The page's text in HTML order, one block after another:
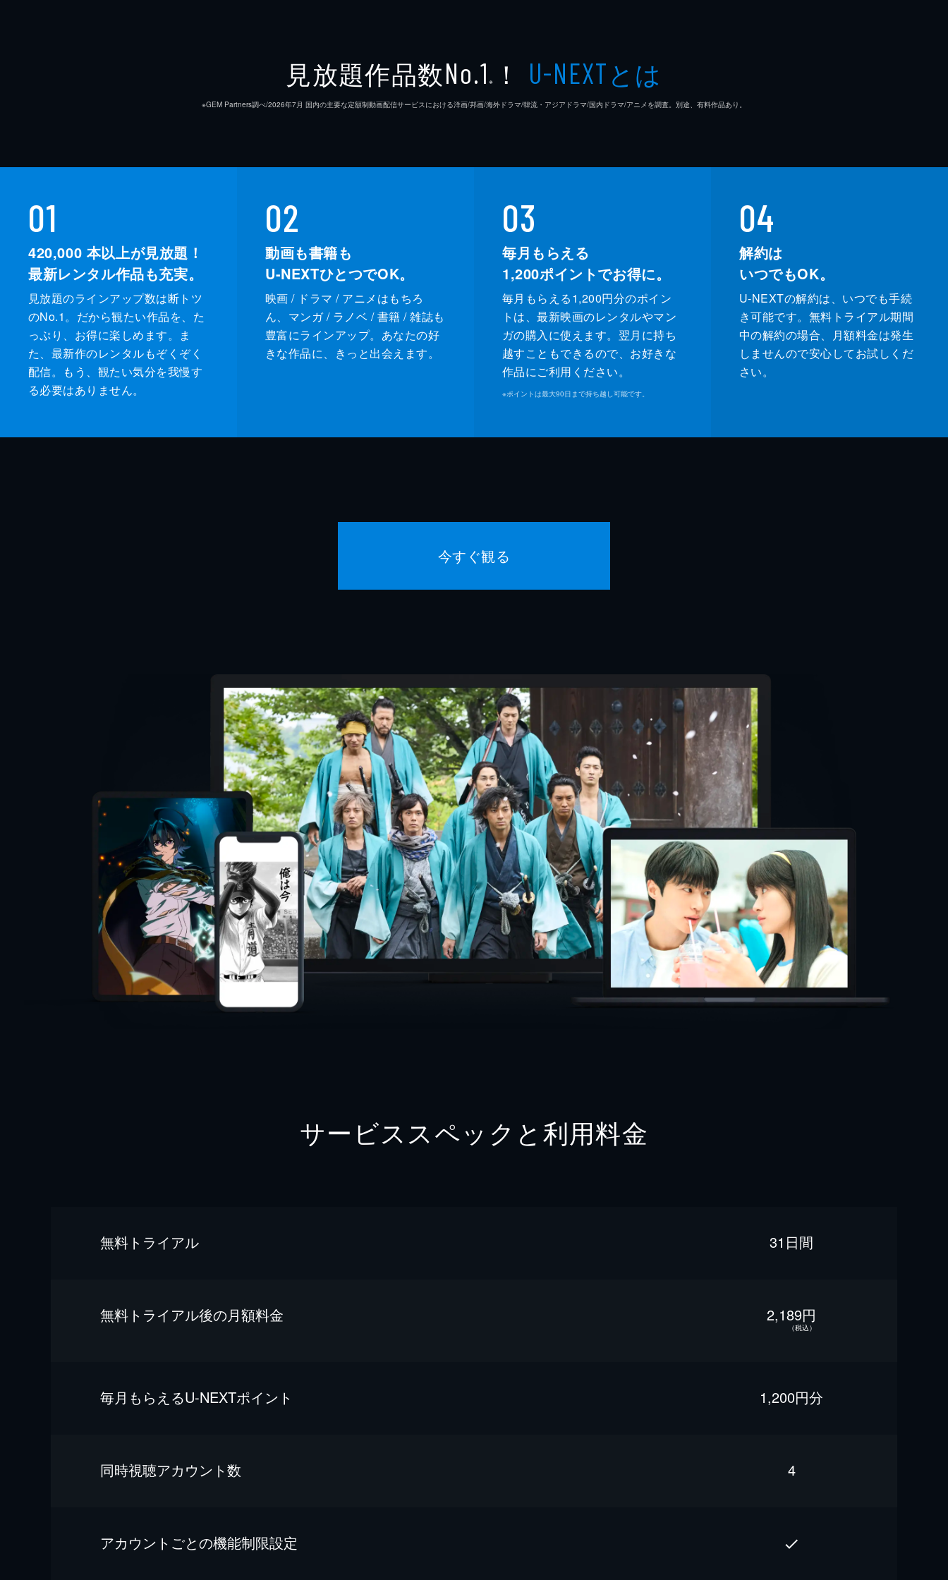
見放題作品数No.1 ※ ！ U-NEXTとは
※GEM Partners調べ/2026年7⽉ 国内の主要な定額制動画配信サービスにおける洋画/邦画/海外ドラマ/韓流・アジアドラマ/国内ドラマ/アニメを調査。別途、有料作品あり。
01
420,000 本以上が見放題！
最新レンタル作品も充実。
見放題のラインアップ数は断トツ
のNo.1。だから観たい作品を、た
っぷり、お得に楽しめます。ま
た、最新作のレンタルもぞくぞく
配信。もう、観たい気分を我慢す
る必要はありません。
02
動画も書籍も
U-NEXTひとつでOK。
映画 / ドラマ / アニメはもちろ
ん、マンガ / ラノベ / 書籍 / 雑誌も
豊富にラインアップ。あなたの好
きな作品に、きっと出会えます。
03
毎月もらえる
1,200ポイントでお得に。
毎月もらえる1,200円分のポイン
トは、最新映画のレンタルやマン
ガの購入に使えます。翌月に持ち
越すこともできるので、お好きな
作品にご利用ください。
※ポイントは最大90日まで持ち越し可能です。
04
解約は
いつでもOK。
U-NEXTの解約は、いつでも手続
き可能です。無料トライアル期間
中の解約の場合、月額料金は発生
しませんので安心してお試しくだ
さい。
今すぐ観る
サービススペックと利用料金
無料トライアル 31日間
無料トライアル後の⽉額料金 2,189円
（税込）
毎⽉もらえるU-NEXTポイント 1,200円分
同時視聴アカウント数 4
アカウントごとの機能制限設定